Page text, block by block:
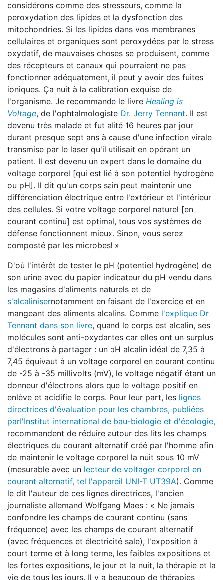
considérons comme des stresseurs, comme la
peroxydation des lipides et la dysfonction des
mitochondries. Si les lipides dans vos membranes
cellulaires et organiques sont peroxydées par le stress
oxydatif, de mauvaises choses se produisent, comme
des récepteurs et canaux qui pourraient ne pas
fonctionner adéquatement, il peut y avoir des fuites
ioniques. Ça nuit à la calibration exquise de
l'organisme. Je recommande le livre Healing is
Voltage, de l'ophtalmologiste Dr. Jerry Tennant. Il est
devenu très malade et fut alité 16 heures par jour
durant presque sept ans à cause d'une infection virale
transmise par le laser qu'il utilisait en opérant un
patient. Il est devenu un expert dans le domaine du
voltage corporel [qui est lié à son potentiel hydrogène
ou pH]. Il dit qu'un corps sain peut maintenir une
différenciation électrique entre l'extérieur et l'intérieur
des cellules. Si votre voltage corporel naturel [en
courant continu] est optimal, tous vos systèmes de
défense fonctionnent mieux. Sinon, vous serez
composté par les microbes! »
D'où l'intérêt de tester le pH (potentiel hydrogène) de
son urine avec du papier indicateur du pH vendu dans
les magasins d'aliments naturels et de
s'alcalinisernotamment en faisant de l'exercice et en
mangeant des aliments alcalins. Comme l'explique Dr
Tennant dans son livre, quand le corps est alcalin, ses
molécules sont anti-oxydantes car elles ont un surplus
d'électrons à partager : un pH alcalin idéal de 7,35 à
7,45 équivaut à un voltage corporel en courant continu
de -25 à -35 millivolts (mV), le voltage négatif étant un
donneur d'électrons alors que le voltage positif en
enlève et acidifie le corps. Pour leur part, les lignes
directrices d'évaluation pour les chambres, publiées
parI'Institut international de bau-biologie et d'écologie,
recommandent de réduire autour des lits les champs
électriques du courant alternatif créé par l'homme afin
de maintenir le voltage corporel la nuit sous 10 mV
(mesurable avec un lecteur de voltager corporel en
courant alternatif, tel l'appareil UNI-T UT39A). Comme
le dit l'auteur de ces lignes directrices, l'ancien
journaliste allemand Wolfgang Maes : « Ne jamais
confondre les champs de courant continu (sans
fréquence) avec les champs de courant alternatif
(avec fréquences et électricité sale), l'exposition à
court terme et à long terme, les faibles expositions et
les fortes expositions, le jour et la nuit, la thérapie et la
vie de tous les jours. Il y a beaucoup de thérapies